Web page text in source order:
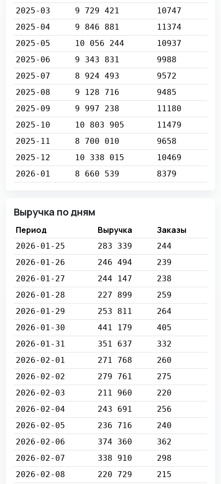
2025-03
9 729 421
10747
2025-04
9 846 881
11374
2025-05
10 056 244
10937
2025-06
9 343 831
9988
2025-07
8 924 493
9572
2025-08
9 128 716
9485
2025-09
9 997 238
11180
2025-10
10 803 905
11479
2025-11
8 700 010
9658
2025-12
10 338 015
10469
2026-01
8 660 539 8379
Выручка по дням
Период Выручка Заказы
2026-01-25 283 339
244
2026-01-26
246 494
239
2026-01-27
244 147
238
2026-01-28
227 899
259
2026-01-29
253 811
264
2026-01-30
441 179
405
2026-01-31
351 637
332
2026-02-01
271 768
260
2026-02-02
279 761
275
2026-02-03
211 960
220
2026-02-04
243 691
256
2026-02-05
236 716
240
2026-02-06
374 360
362
2026-02-07
338 910
298
2026-02-08
220 729
215